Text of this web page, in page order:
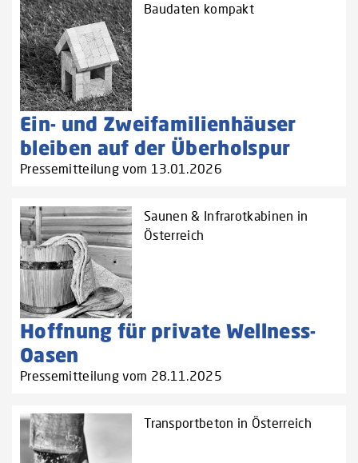
Baudaten kompakt
Ein- und Zweifamilienhäuser
bleiben auf der Überholspur
Pressemitteilung vom 13.01.2026
Saunen & Infrarotkabinen in
Österreich
Hoffnung für private Wellness-
Oasen
Pressemitteilung vom 28.11.2025
Transportbeton in Österreich